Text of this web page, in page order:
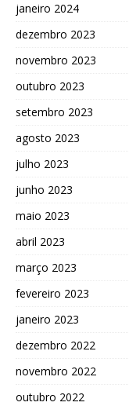
janeiro 2024
dezembro 2023
novembro 2023
outubro 2023
setembro 2023
agosto 2023
julho 2023
junho 2023
maio 2023
abril 2023
março 2023
fevereiro 2023
janeiro 2023
dezembro 2022
novembro 2022
outubro 2022